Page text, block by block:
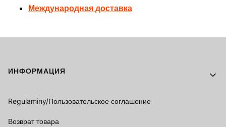
Международная доставка
Footer menu
ИНФОРМАЦИЯ
Regulaminy/Пользовательское соглашение
Возврат товара